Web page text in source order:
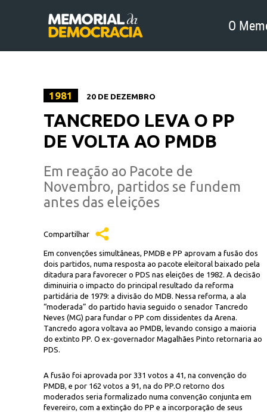
O
1981 20 DE DEZEMBRO
TANCREDO LEVA O PP
DE VOLTA AO PMDB
Em reação ao Pacote de
Novembro, partidos se fundem
antes das eleições
Compartilhar
Em convenções simultâneas, PMDB e PP aprovam a fusão dos
dois partidos, numa resposta ao pacote eleitoral baixado pela
ditadura para favorecer o PDS nas eleições de 1982. A decisão
diminuiria o impacto do principal resultado da reforma
partidária de 1979: a divisão do MDB. Nessa reforma, a ala
“moderada” do partido havia seguido o senador Tancredo
Neves (MG) para fundar o PP com dissidentes da Arena.
Tancredo agora voltava ao PMDB, levando consigo a maioria
do extinto PP. O ex-governador Magalhães Pinto retornaria ao
PDS.
A fusão foi aprovada por 331 votos a 41, na convenção do
PMDB, e por 162 votos a 91, na do PP.O retorno dos
moderados seria formalizado numa convenção conjunta em
fevereiro, com a extinção do PP e a incorporação de seus
e do PP, respectivamente, que voltariam a atuar sob a mesma